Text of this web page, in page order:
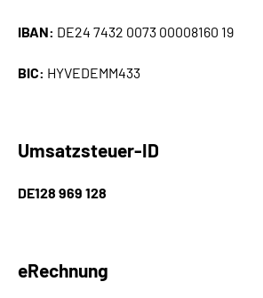
Mein Kundenportal
IBAN: DE24 7432 0073 00008160 19
BIC: HYVEDEMM433
Umsatzsteuer-ID
DE128 969 128
eRechnung